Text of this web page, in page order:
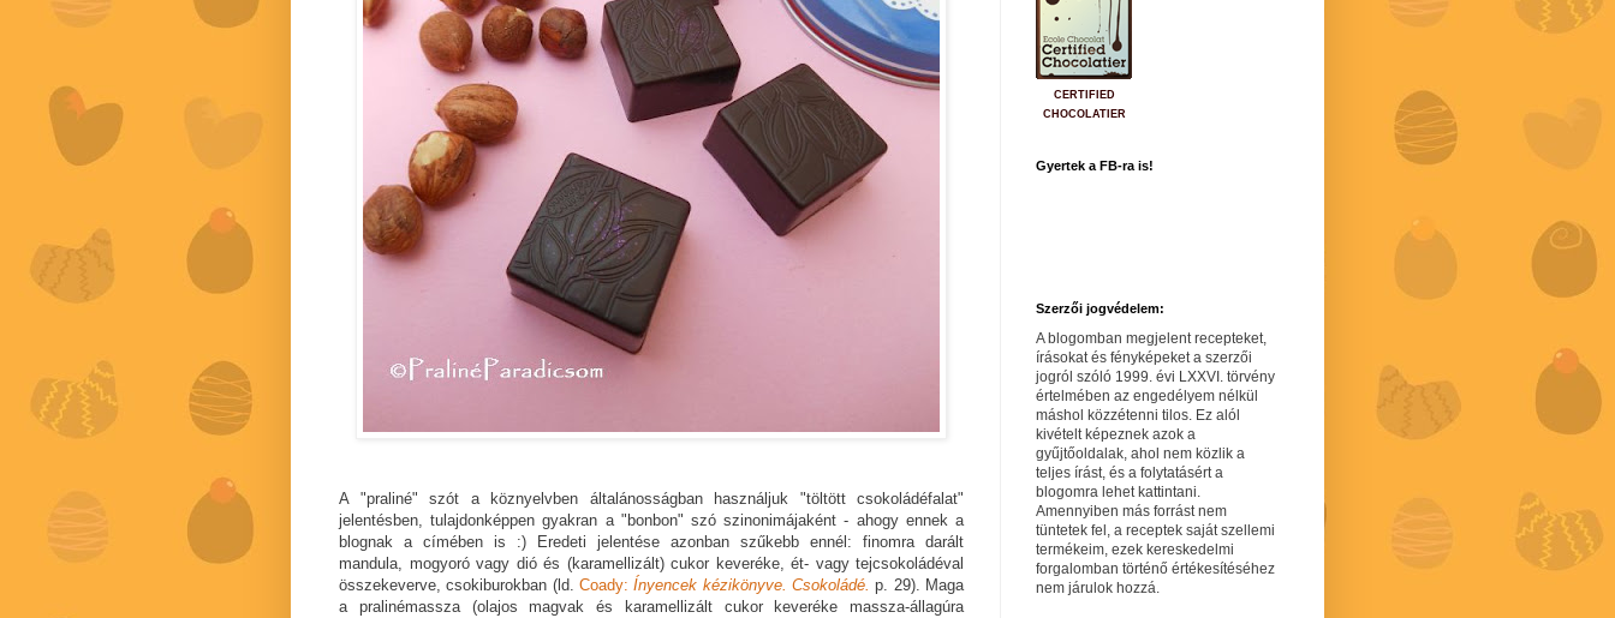
A "praliné" szót a köznyelvben általánosságban használjuk "töltött csokoládéfalat"
jelentésben, tulajdonképpen gyakran a "bonbon" szó szinonimájaként - ahogy ennek a
blognak a címében is :) Eredeti jelentése azonban szűkebb ennél: finomra darált
mandula, mogyoró vagy dió és (karamellizált) cukor keveréke, ét- vagy tejcsokoládéval
összekeverve, csokiburokban (ld. Coady:Ínyencek kézikönyve. Csokoládé. p. 29). Maga
a pralinémassza (olajos magvak és karamellizált cukor keveréke massza-állagúra
CERTIFIED
CHOCOLATIER
Gyertek a FB-ra is!
Szerzői jogvédelem:
A blogomban megjelent recepteket,
írásokat és fényképeket a szerzői
jogról szóló 1999. évi LXXVI. törvény
értelmében az engedélyem nélkül
máshol közzétenni tilos. Ez alól
kivételt képeznek azok a
gyűjtőoldalak, ahol nem közlik a
teljes írást, és a folytatásért a
blogomra lehet kattintani.
Amennyiben más forrást nem
tüntetek fel, a receptek saját szellemi
termékeim, ezek kereskedelmi
forgalomban történő értékesítéséhez
nem járulok hozzá.